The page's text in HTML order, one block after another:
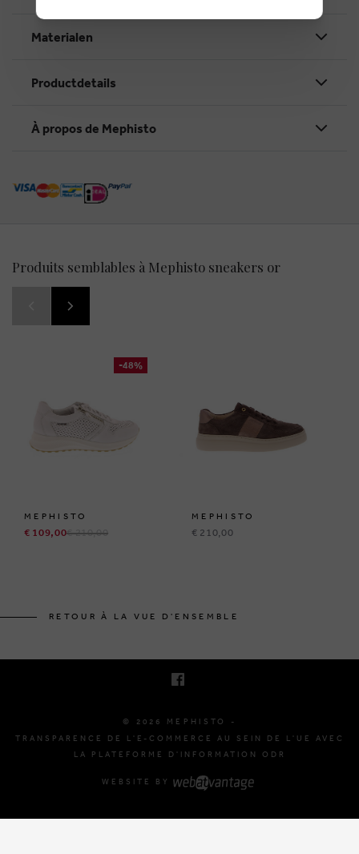
Materialen
Productdetails
À propos de Mephisto
Produits semblables à Mephisto sneakers or
-48%
MEPHISTO
€ 109,00€ 210,00
MEPHISTO
€ 210,00
RETOUR À LA VUE D'ENSEMBLE
© 2026 MEPHISTO -
TRANSPARENCE DE L'E-COMMERCE AU SEIN DE L'UE AVEC
LA PLATEFORME D'INFORMATION ODR
WEBSITE BY